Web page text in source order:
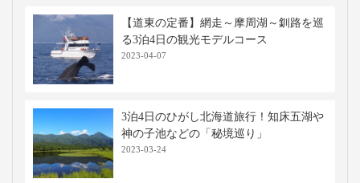
【道東の定番】網走～摩周湖～釧路を巡
る3泊4日の観光モデルコース
2023-04-07
3泊4日のひがし北海道旅行！知床五湖や
神の子池などの「秘境巡り」
2023-03-24